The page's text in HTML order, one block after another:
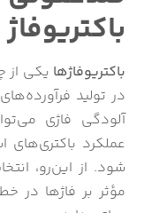
باکتریوفاژها یکی از
در تولید
آلودگی فاژی
عملکرد
شود. از این‌رو،
مؤثر بر فاژها در